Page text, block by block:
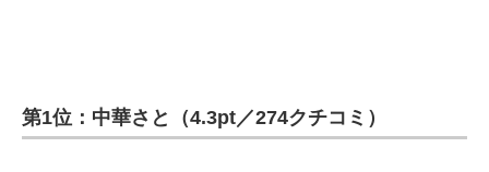
第1位：中華さと（4.3pt／274クチコミ）